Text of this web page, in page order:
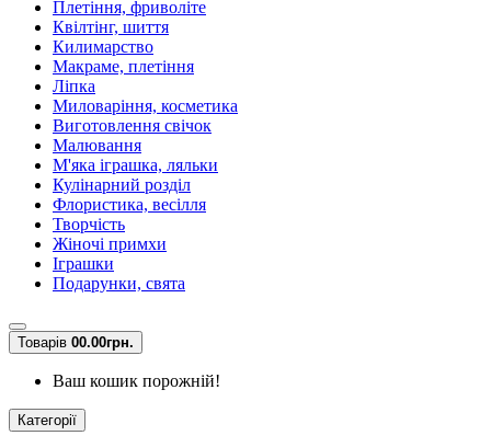
Плетіння, фриволіте
Квілтінг, шиття
Килимарство
Макраме, плетіння
Ліпка
Миловаріння, косметика
Виготовлення свічок
Малювання
М'яка іграшка, ляльки
Кулінарний розділ
Флористика, весілля
Творчість
Жіночі примхи
Іграшки
Подарунки, свята
Товарів 00.00грн.
Ваш кошик порожній!
Категорії